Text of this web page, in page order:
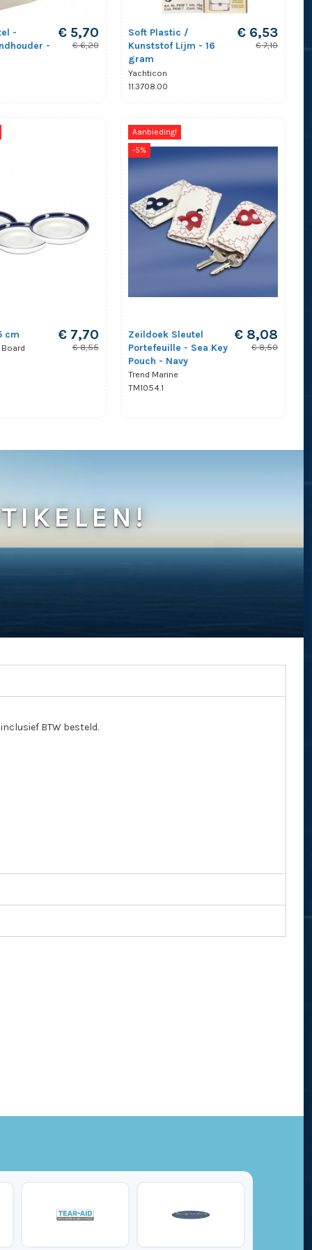
-
-
€ 5,70
€ 6,20
Soft Plastic /
Kunststof Lijm - 16
gram
Yachticon
11.3708.00
€ 6,53
€ 7,10
cm € 7,70
€ 8,55
Aanbieding!
-5%
Zeildoek Sleutel
Portefeuille - Sea Key
Pouch - Navy
Trend Marine
TM1054.1
€ 8,08
€ 8,50
BTW besteld.